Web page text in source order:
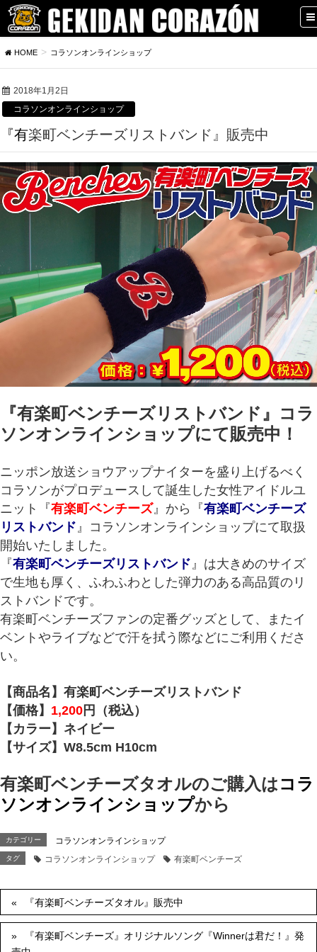
HOME コラソンオンラインショップ
2018年1月2日
コラソンオンラインショップ
『有楽町ベンチーズリストバンド』販売中
『有楽町ベンチーズリストバンド』コラ
ソンオンラインショップにて販売中！
ニッポン放送ショウアップナイターを盛り上げるべく
コラソンがプロデュースして誕生した女性アイドルユ
ニット『有楽町ベンチーズ』から『有楽町ベンチーズ
リストバンド 』コラソンオンラインショップにて取扱
開始いたしました。
『有楽町ベンチーズリストバンド 』は大きめのサイズ
で生地も厚く、ふわふわとした弾力のある高品質のリ
ストバンドです。
有楽町ベンチーズファンの定番グッズとして、またイ
ベントやライブなどで汗を拭う際などにご利用くださ
い。
【商品名】有楽町ベンチーズリストバンド
【価格】 1,200 円（税込）
【カラー】ネイビー
【サイズ】W8.5cm H10cm
有楽町ベンチーズタオルのご購入はコラ
ソンオンラインショップから
カテゴリー コラソンオンラインショップ
タグ コラソンオンラインショップ 有楽町ベンチーズ
『有楽町ベンチーズタオル』販売中
『有楽町ベンチーズ』オリジナルソング『Winnerは君だ！』発